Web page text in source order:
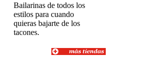
Bailarinas de todos los
estilos para cuando
quieras bajarte de los
tacones.